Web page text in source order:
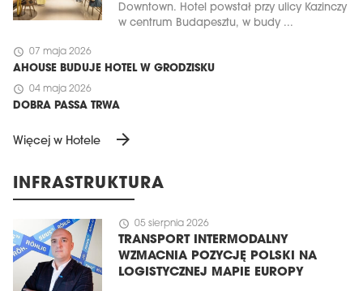
Downtown. Hotel powstał przy ulicy Kazinczy
w centrum Budapesztu, w budy ...
schedule 07 maja 2026
AHOUSE BUDUJE HOTEL W GRODZISKU
schedule 04 maja 2026
DOBRA PASSA TRWA
Więcej w Hotele arrow_forward
INFRASTRUKTURA
schedule 05 sierpnia 2026
TRANSPORT INTERMODALNY
WZMACNIA POZYCJĘ POLSKI NA
LOGISTYCZNEJ MAPIE EUROPY